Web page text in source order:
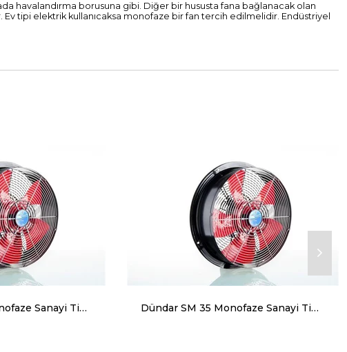
havalandırma borusuna gibi. Diğer bir hususta fana bağlanacak olan
tipi elektrik kullanıcaksa monofaze bir fan tercih edilmelidir. Endüstriyel
Dündar SM 30 Monofaze Sanayi Tipi Aksiyal Aspiratör 2100 m³ 1450 RPM Dündar SM 35 Monofaze Sanayi Tipi Aksiyal Aspiratör 3200 m³ 1420 RPM